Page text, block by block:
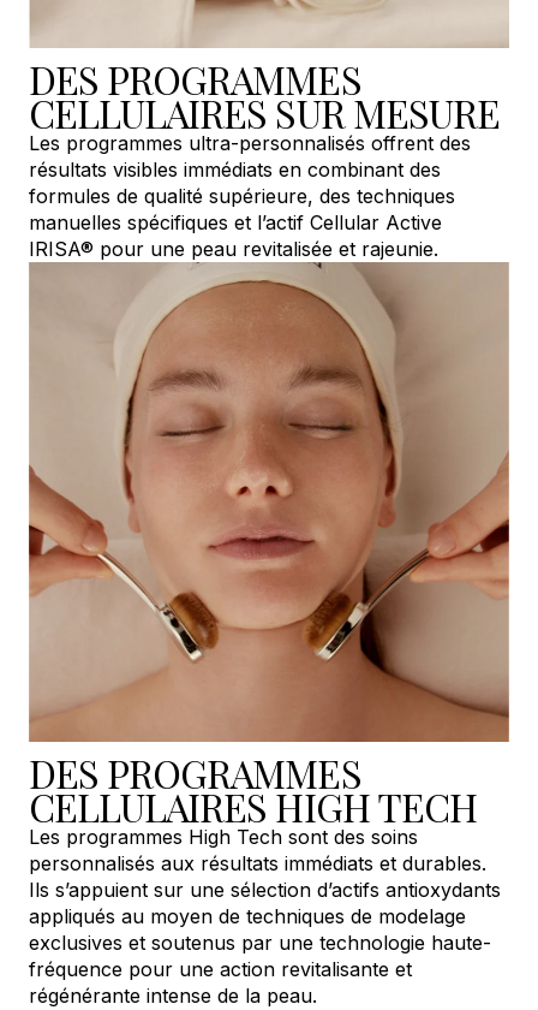
DES PROGRAMMES
CELLULAIRES SUR MESURE
Les programmes ultra-personnalisés offrent des
résultats visibles immédiats en combinant des
formules de qualité supérieure, des techniques
manuelles spécifiques et l’actif Cellular Active
IRISA® pour une peau revitalisée et rajeunie.
DES PROGRAMMES
CELLULAIRES HIGH TECH
Les programmes High Tech sont des soins
personnalisés aux résultats immédiats et durables.
Ils s’appuient sur une sélection d’actifs antioxydants
appliqués au moyen de techniques de modelage
exclusives et soutenus par une technologie haute-
fréquence pour une action revitalisante et
régénérante intense de la peau.